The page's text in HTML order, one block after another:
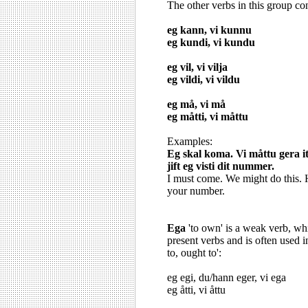
The other verbs in this group
eg kann, vi kunnu
eg kundi, vi kundu
eg vil, vi vilja
eg vildi, vi vildu
eg må, vi må
eg måtti, vi måttu
Examples:
Eg skal koma. Vi måttu gera
jift eg visti dit nummer.
I must come. We might do
your number.
Ega 'to own' is a weak verb,
present verbs and is often used
to, ought to':
eg egi, du/hann eger, vi ega
eg åtti, vi åttu